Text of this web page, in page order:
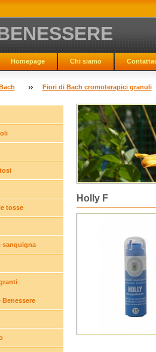
Homepage Chi siamo
Fiori di Bach cromoterapici granuli
Holly F
tosse
sanguigna